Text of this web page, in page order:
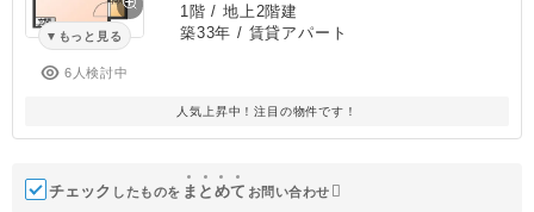
もっと見る
6人検討中
1階 / 地上2階建
築33年 / 賃貸アパート
人気上昇中！注目の物件です！
チェック したものを ま と めて お問い合わせ